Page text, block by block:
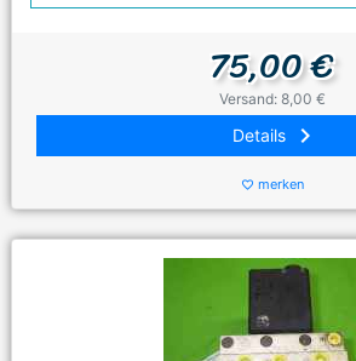
75,00 €
Versand: 8,00 €
Details keyboard_arrow_right
favorite_border merken